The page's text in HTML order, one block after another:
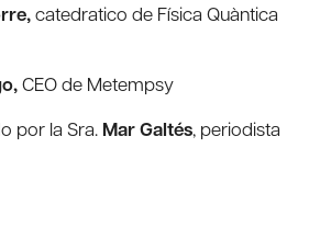
catedratico de Física Quàntica
CEO de Metempsy
por la Sra. Mar Galtés, periodista